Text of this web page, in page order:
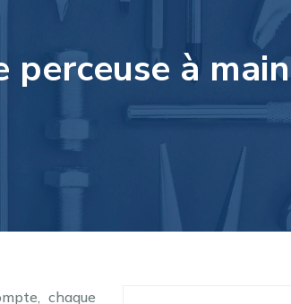
perceuse à main
chaque